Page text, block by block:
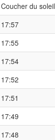
Coucher du soleil
17:57
17:55
17:54
17:52
17:51
17:49
17:48